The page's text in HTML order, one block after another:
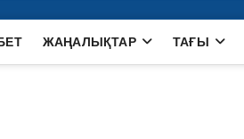
ЖАҢАЛЫҚТАР ТАҒЫ